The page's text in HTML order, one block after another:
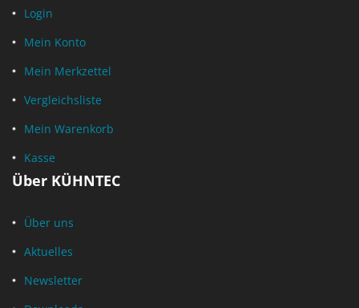
Login
Mein Konto
Mein Merkzettel
Vergleichsliste
Mein Warenkorb
Kasse
Über KÜHNTEC
Über uns
Aktuelles
Newsletter